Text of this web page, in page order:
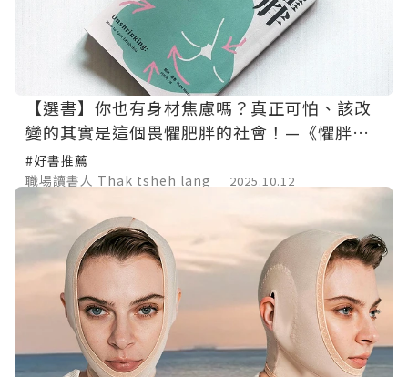
【選書】你也有身材焦慮嗎？真正可怕、該改
變的其實是這個畏懼肥胖的社會！—《懼胖社
會》
#好書推薦
職場讀書人 Thak tsheh lang
2025.10.12